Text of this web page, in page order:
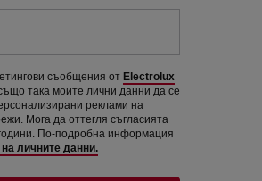
съобщения от Electrolux
така моите лични данни да се
реклами на
Мога да оттегля съгласията
По-подробна информация
личните данни.